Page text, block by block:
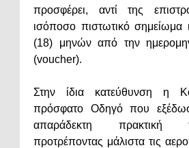
προσφέρει, αντί της
ισόποσο πιστωτικό σημείωμα
(18) μηνών από την
(voucher).
Στην ίδια κατεύθυνση η
πρόσφατο Οδηγό που
απαράδεκτη
προτρέποντας μάλιστα τις